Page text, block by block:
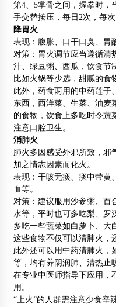
第4、5掌骨之间，握拳时，
手交替按压，每日2次，每
降胃火
表现：腹胀、口干口臭、胃
对策：胃火调节应当遵循清
汁、绿豆粥、西瓜，饮食节
比如火锅等少选，甜腻的食
此外，药食两用的中药莲子
东西，西洋菜、生菜、油麦
的食物，饮食上多吃时令蔬
注意口腔卫生。
消肺火
肺火多因感受外邪所致，邪
加之情志因素而化火。
表现：干咳无痰、痰中带黄
血等。
对策：建议服用沙参粥、百
水等，平时也可多吃梨、罗
多吃一些蔬菜如白萝卜、大
这些食物不仅可以清肺火，
此外还可以用中药清肺火，
等，均有养阴润肺、清热止
在专业中医师指导下应用，
用。
“上火”的人群需注意少食辛